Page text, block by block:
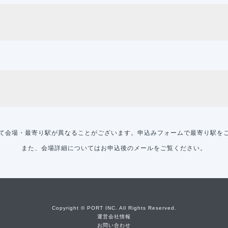
場・最寄り駅が異なることがございます。申込みフォームで最寄り駅を
また、会場詳細についてはお申込後のメールをご覧ください。
Copyright © PORT INC. All Rights Reserved.
運営会社情報
お問い合わせ